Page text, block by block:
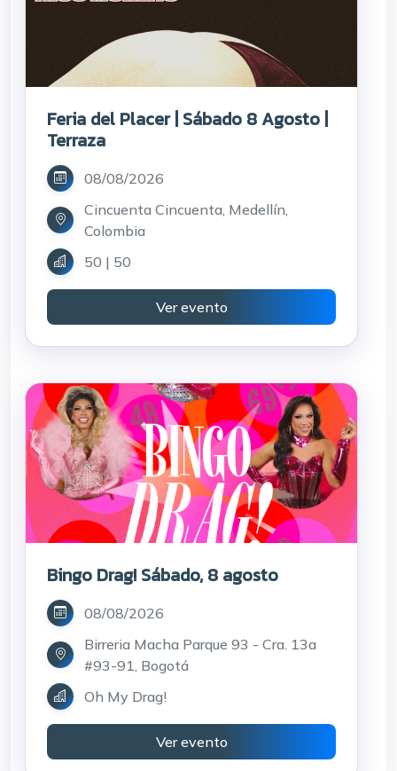
Feria del Placer | Sábado 8 Agosto |
Terraza
08/08/2026
Cincuenta Cincuenta, Medellín,
Colombia
50 | 50
Ver evento
Bingo Drag! Sábado, 8 agosto
08/08/2026
Birreria Macha Parque 93 - Cra. 13a
#93-91, Bogotá
Oh My Drag!
Ver evento